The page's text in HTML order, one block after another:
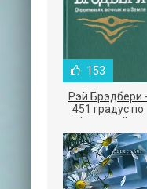
153
Рэй Брэдбери -
451 градус по
Фаренгейту